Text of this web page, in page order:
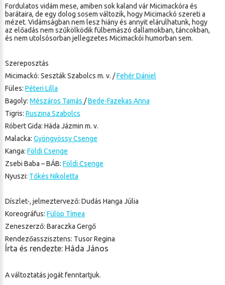
Fordulatos vidám mese, amiben sok kaland vár Micimackóra és
barátaira, de egy dolog sosem változik, hogy Micimackó szereti a
mézet. Vidámságban nem lesz hiány és annyit elárulhatunk, hogy
az előadás nem szűkölködik fülbemászó dallamokban, táncokban,
és nem utolsósorban jellegzetes Micimackói humorban sem.
Szereposztás
Micimackó: Seszták Szabolcs m. v. /Fehér Dániel
Füles: Péteri Lilla
Bagoly: Mészáros Tamás /Bede-Fazekas Anna
Tigris: Ruszina Szabolcs
Róbert Gida: Háda Jázmin m. v.
Malacka: Gyöngyössy Csenge
Kanga: Földi Csenge
Zsebi Baba – BÁB: Földi Csenge
Nyuszi: Tőkés Nikoletta
Díszlet-, jelmeztervező: Dudás Hanga Júlia
Koreográfus: Fülöp Tímea
Zeneszerző: Baraczka Gergő
Rendezőasszisztens: Tusor Regina
Írta és rendezte: Háda János
A változtatás jogát fenntartjuk.